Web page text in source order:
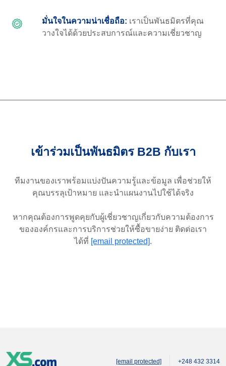
มั่นใจในความน่าเชื่อถือ: เราเป็นพันธมิตรที่คุณ
วางใจได้ด้วยประสบการณ์และความเชี่ยวชาญ
เข้าร่วมเป็นพันธมิตร B2B กับเรา
ทีมงานของเราพร้อมแบ่งปันความรู้และข้อมูล เพื่อช่วยให้
คุณบรรลุเป้าหมาย และนำแผนงานไปใช้ได้จริง
หากคุณต้องการพูดคุยกับผู้เชี่ยวชาญเกี่ยวกับความต้องการ
ขององค์กรและการบริการช่วยให้ซื้อขายง่าย ติดต่อเรา
ได้ที่ [email protected].
[email protected] +248 432 3314